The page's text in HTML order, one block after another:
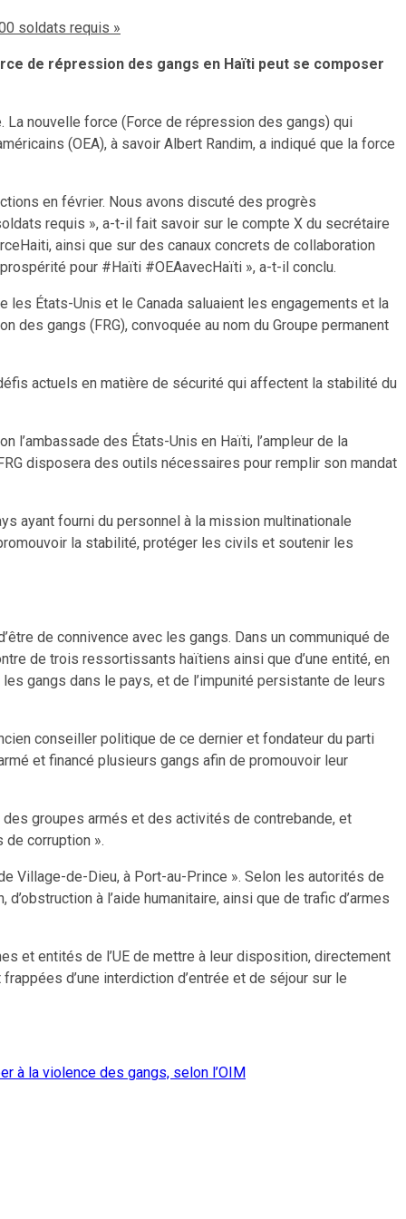
soldats requis »
de répression des gangs en Haïti peut se composer
nouvelle force (Force de répression des gangs) qui
(OEA), à savoir Albert Randim, a indiqué que la force
en février. Nous avons discuté des progrès
requis », a-t-il fait savoir sur le compte X du secrétaire
ainsi que sur des canaux concrets de collaboration
pour #Haïti #OEAavecHaïti », a-t-il conclu.
les États-Unis et le Canada saluaient les engagements et la
gangs (FRG), convoquée au nom du Groupe permanent
actuels en matière de sécurité qui affectent la stabilité du
l’ambassade des États-Unis en Haïti, l’ampleur de la
disposera des outils nécessaires pour remplir son mandat
ayant fourni du personnel à la mission multinationale
la stabilité, protéger les civils et soutenir les
de connivence avec les gangs. Dans un communiqué de
de trois ressortissants haïtiens ainsi que d’une entité, en
gangs dans le pays, et de l’impunité persistante de leurs
conseiller politique de ce dernier et fondateur du parti
et financé plusieurs gangs afin de promouvoir leur
groupes armés et des activités de contrebande, et
corruption ».
Village-de-Dieu, à Port-au-Prince ». Selon les autorités de
à l’aide humanitaire, ainsi que de trafic d’armes
et entités de l’UE de mettre à leur disposition, directement
d’une interdiction d’entrée et de séjour sur le
à la violence des gangs, selon l’OIM